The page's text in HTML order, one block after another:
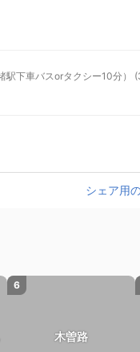
シェア用
6
木曽路